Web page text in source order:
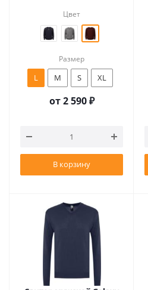
Цвет
Размер
L M S XL
от2 590 ₽
В корзину